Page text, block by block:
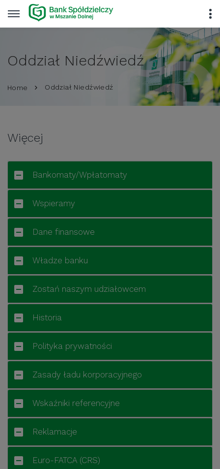
Oddział Niedźwiedź
Home Oddział Niedźwiedź
Więcej
Bankomaty/Wpłatomaty
Wspieramy
Dane finansowe
Władze banku
Zostań naszym udziałowcem
Historia
Polityka prywatności
Zasady ładu korporacyjnego
Wskaźniki referencyjne
Reklamacje
Euro-FATCA (CRS)